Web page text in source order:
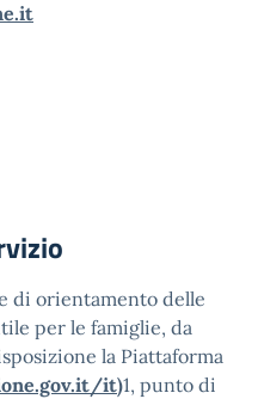
di orientamento delle
per le famiglie, da
la Piattaforma
it)1, punto di